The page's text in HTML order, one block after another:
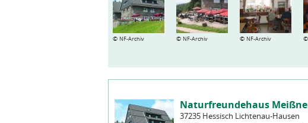
© NF-Archiv © NF-Archiv © NF-Archiv ©
Naturfreundehaus
37235 Hessisch Lichtenau-Hausen